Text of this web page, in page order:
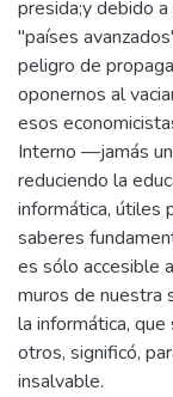
presida;y debido
"países
peligro de
oponernos al
esos
Interno —jamás
reduciendo la
informática, útiles
saberes
es sólo accesible
muros de nuestra
la informática,
otros, significó,
insalvable.